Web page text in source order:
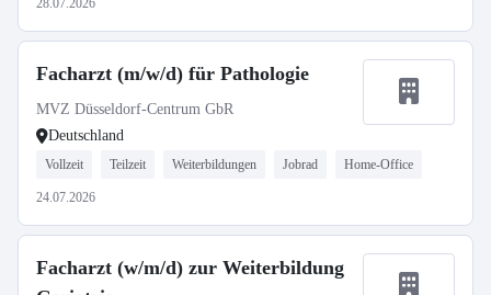
28.07.2026
Facharzt (m/w/d) für Pathologie
MVZ Düsseldorf-Centrum GbR
Deutschland
Vollzeit Teilzeit Weiterbildungen Jobrad Home-Office
24.07.2026
Facharzt (w/m/d) zur Weiterbildung